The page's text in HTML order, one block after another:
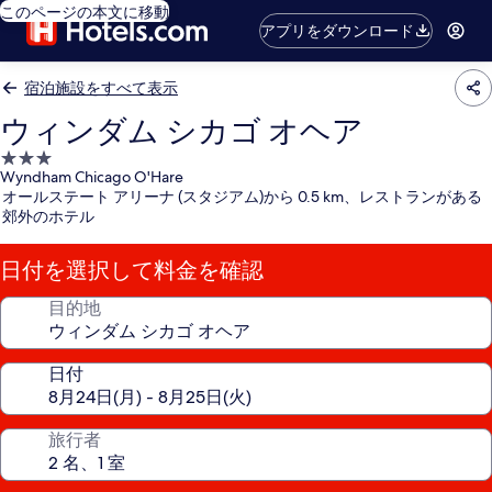
このページの本文に移動
アプリをダウンロード
宿泊施設をすべて表示
ウィンダム シカゴ オヘア
3.0
つ
星
宿
泊
施
設
Wyndham Chicago O'Hare
オールステート アリーナ (スタジアム)から 0.5 km、レストランがある
郊外のホテル
日付を選択して料金を確認
目的地
日付
旅行者